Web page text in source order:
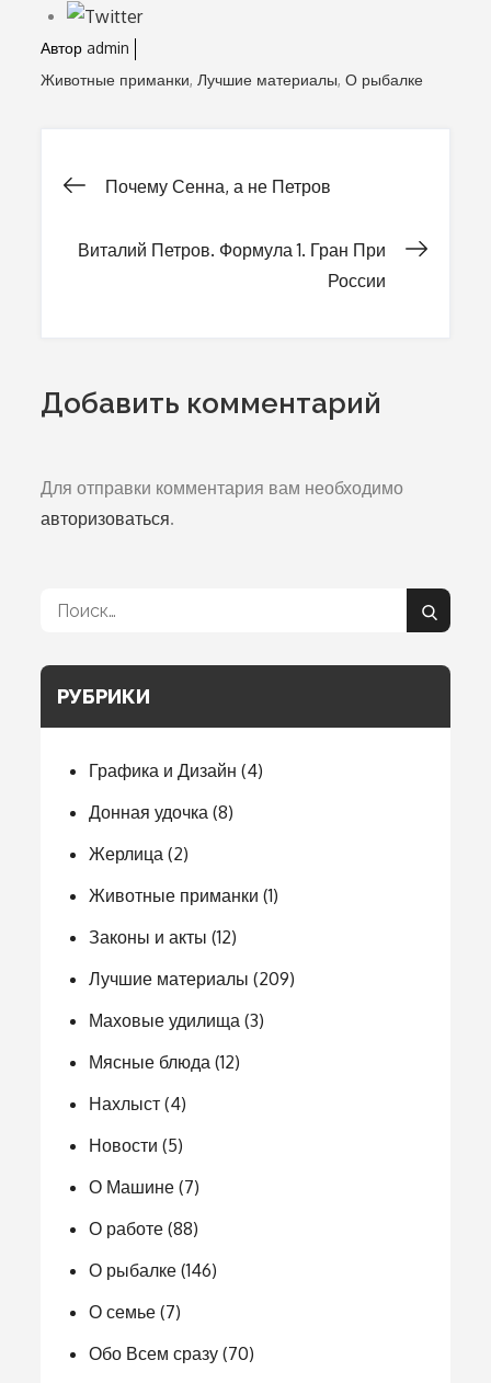
Авторadmin
Животные приманки Лучшие материалы О рыбалке
Навигация
Почему Сенна, а не Петров
Виталий Петров. Формула 1. Гран При
России
Добавить комментарий
Для отправки комментария вам необходимо
авторизоваться.
Поиск:
Поиск
РУБРИКИ
Графика и Дизайн (4)
Донная удочка (8)
Жерлица (2)
Животные приманки (1)
Законы и акты (12)
Лучшие материалы (209)
Маховые удилища (3)
Мясные блюда (12)
Нахлыст (4)
Новости (5)
О Машине (7)
О работе (88)
О рыбалке (146)
О семье (7)
Обо Всем сразу (70)